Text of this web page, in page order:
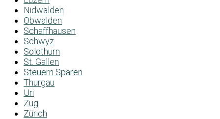
Nidwalden
Obwalden
Schaffhausen
Schwyz
Solothurn
St. Gallen
Steuern Sparen
Thurgau
Uri
Zug
Zürich